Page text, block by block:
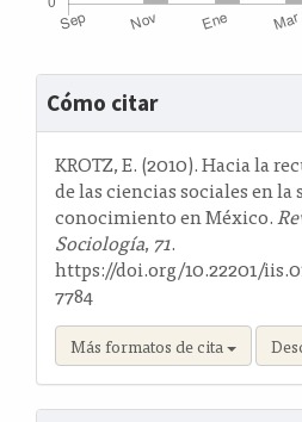
Detalles
del
artículo
Cómo citar
KROTZ, E. (2010). Hacia la
de las ciencias sociales en la
conocimiento en México.
Sociología, 71.
https://doi.org/10.22201/
7784
Más formatos de cita